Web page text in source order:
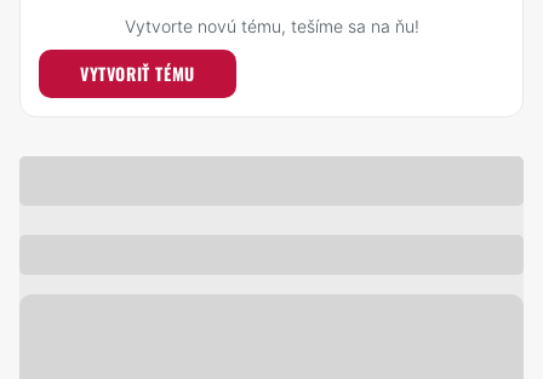
Vytvorte novú tému, tešíme sa na ňu!
VYTVORIŤ TÉMU